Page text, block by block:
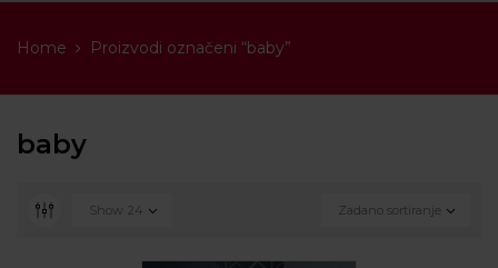
Home Proizvodi označeni “baby”
baby
Zadano sortiranje
Show 24